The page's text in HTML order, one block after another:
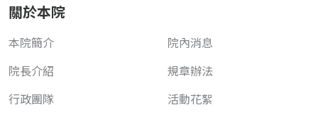
關於本院
本院簡介
院長介紹
行政團隊
院內消息
規章辦法
活動花絮